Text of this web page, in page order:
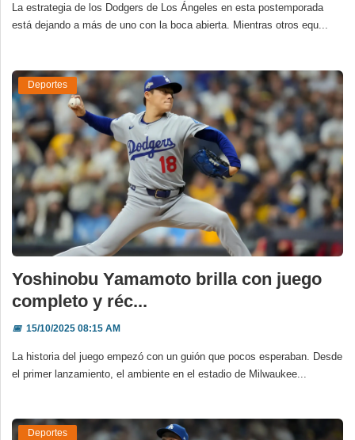
La estrategia de los Dodgers de Los Ángeles en esta postemporada
está dejando a más de uno con la boca abierta. Mientras otros equ...
Deportes
Yoshinobu Yamamoto brilla con juego
completo y réc...
📅15/10/2025 08:15 AM
La historia del juego empezó con un guión que pocos esperaban. Desde
el primer lanzamiento, el ambiente en el estadio de Milwaukee...
Deportes